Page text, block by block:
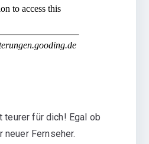
teurer für dich! Egal ob
neuer Fernseher.